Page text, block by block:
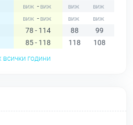
-
-
78 - 114 88 99
85 - 118 118 108
всички години